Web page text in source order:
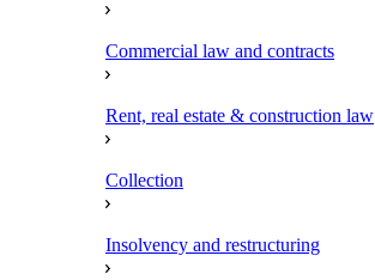
Commercial law and contracts
Rent, real estate & construction law
Collection
Insolvency and restructuring